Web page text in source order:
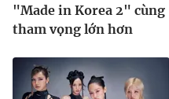
"Made in Korea 2" cùng
tham vọng lớn hơn